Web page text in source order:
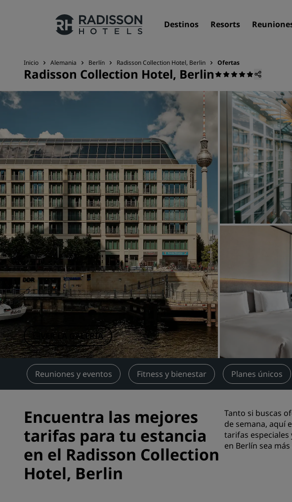
Destinos Resorts
Nuestras marcas
Marcas afiliadas en China
Inicio Alemania Berlín Radisson Collection Hotel, Berlin Ofertas
Radisson Collection Hotel, Berlin
VER LA GALERÍA
Reuniones y eventos Fitness y bienestar Planes únicos
Encuentra las mejores
tarifas para tu estancia
en el Radisson Collection
Hotel, Berlin
Tanto si buscas
de semana, aquí
tarifas
en Berlín sea